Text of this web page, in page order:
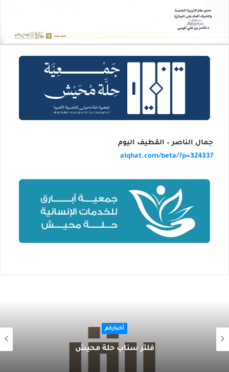
جمال الناصر – القطيف اليوم
alqhat.com/beta/?p=324337
أخباركم
فلتر سناب حلة محيش